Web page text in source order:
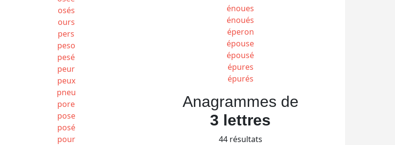
énoues
énoués
éperon
épouse
épousé
épures
épurés
osés
ours
pers
peso
pesé
peur
peux
pneu
pore
pose
posé
pour
Anagrammes de
3 lettres
44 résultats